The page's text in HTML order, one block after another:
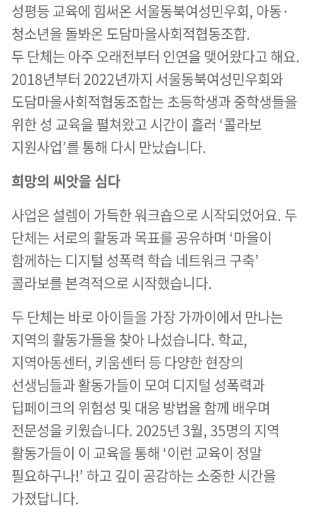
성평등 교육에 힘써온 서울동북여성민우회, 아동·
청소년을 돌봐온 도담마을사회적협동조합.
두 단체는 아주 오래전부터 인연을 맺어왔다고 해요.
2018년부터 2022년까지 서울동북여성민우회와
도담마을사회적협동조합는 초등학생과 중학생들을
위한 성 교육을 펼쳐왔고 시간이 흘러 ‘콜라보
지원사업’를 통해 다시 만났습니다.
희망의 씨앗을 심다
사업은 설렘이 가득한 워크숍으로 시작되었어요. 두
단체는 서로의 활동과 목표를 공유하며 ‘마을이
함께하는 디지털 성폭력 학습 네트워크 구축’
콜라보를 본격적으로 시작했습니다.
두 단체는 바로 아이들을 가장 가까이에서 만나는
지역의 활동가들을 찾아 나섰습니다. 학교,
지역아동센터, 키움센터 등 다양한 현장의
선생님들과 활동가들이 모여 디지털 성폭력과
딥페이크의 위험성 및 대응 방법을 함께 배우며
전문성을 키웠습니다. 2025년 3월, 35명의 지역
활동가들이 이 교육을 통해 ‘이런 교육이 정말
필요하구나!’ 하고 깊이 공감하는 소중한 시간을
가졌답니다.